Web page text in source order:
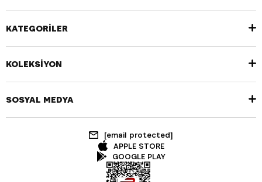
KATEGORİLER
KOLEKSİYON
SOSYAL MEDYA
[email protected]
APPLE STORE
GOOGLE PLAY